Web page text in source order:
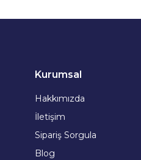
Kurumsal
Hakkımızda
İletişim
Sipariş Sorgula
Blog